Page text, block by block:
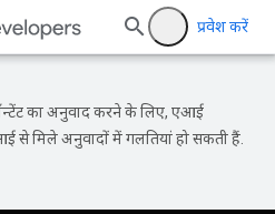
प्रवेश करें
का अनुवाद करने के लिए, एआई
से मिले अनुवादों में गलतियां हो सकती हैं.